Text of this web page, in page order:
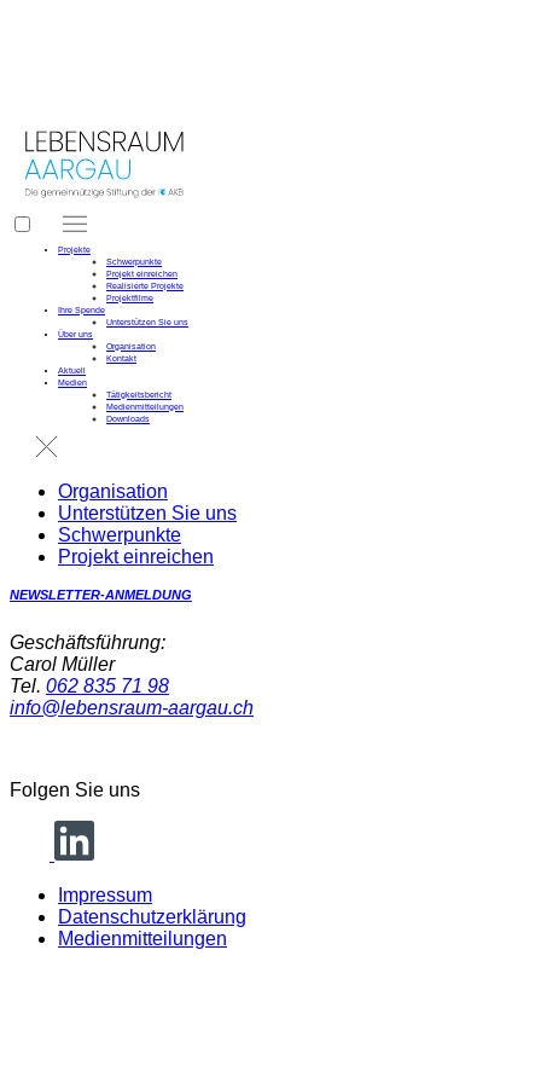
LEBENSRAUM
AARGAU
Projekte
Schwerpunkte
Projekt einreichen
Realisierte Projekte
Projektfilme
Ihre Spende
Unterstützen Sie uns
Über uns
Organisation
Kontakt
Aktuell
Medien
Tätigkeitsbericht
Medienmitteilungen
Downloads
Organisation
Unterstützen Sie uns
Schwerpunkte
Projekt einreichen
NEWSLETTER-ANMELDUNG
Geschäftsführung:
Carol Müller
Tel. 062 835 71 98
info@lebensraum-aargau.ch
Folgen Sie uns
Impressum
Datenschutzerklärung
Medienmitteilungen